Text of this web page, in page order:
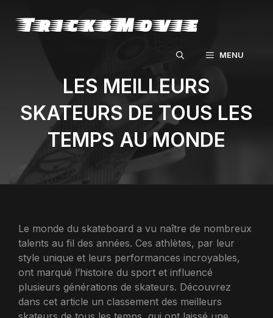
TricksMovie
MENU
LES MEILLEURS
SKATEURS DE TOUS LES
TEMPS AU MONDE
Le monde du skateboard a vu naître de nombreux
talents au fil des années. Ces athlètes, par leur
style unique et leurs performances incroyables,
ont marqué l’histoire du sport et influencé
plusieurs générations de skateurs. Découvrez
dans cet article un classement des meilleurs